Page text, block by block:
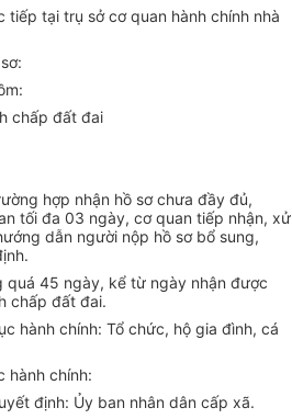
tiếp tại trụ sở cơ quan hành chính nhà
chấp đất đai
hợp nhận hồ sơ chưa đầy đủ,
tối đa 03 ngày, cơ quan tiếp nhận, xử
dẫn người nộp hồ sơ bổ sung,
quá 45 ngày, kể từ ngày nhận được
chấp đất đai.
hành chính: Tổ chức, hộ gia đình, cá
hành chính:
định: Ủy ban nhân dân cấp xã.